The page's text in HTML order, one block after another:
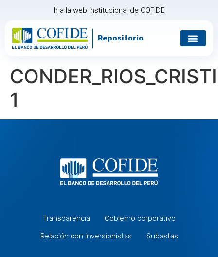
Ir a la web institucional de COFIDE
Repositorio
1
Transparencia
Gobierno corporativo
Relación con inversionistas
Subastas